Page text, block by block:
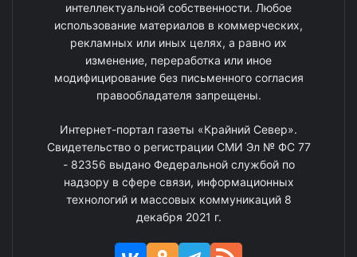
интеллектуальной собственности. Любое
использование материалов в коммерческих,
рекламных или иных целях, а равно их
изменение, переработка или иное
модифицирование без письменного согласия
правообладателя запрещены.
Интернет-портал газеты «Крайний Север».
Свидетельство о регистрации СМИ Эл № ФС 77
- 82356 выдано Федеральной службой по
надзору в сфере связи, информационных
технологий и массовых коммуникаций 8
декабря 2021 г.